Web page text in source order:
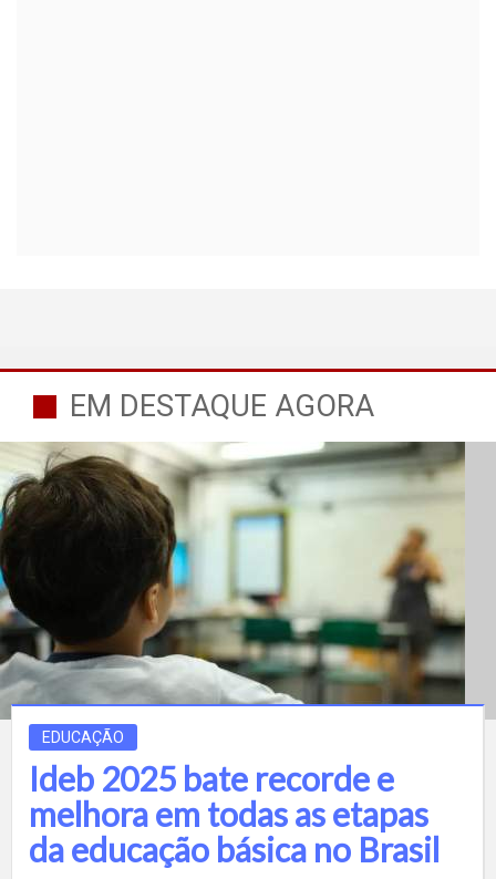
EM DESTAQUE AGORA
EDUCAÇÃO
Ideb 2025 bate recorde e
melhora em todas as etapas
da educação básica no Brasil